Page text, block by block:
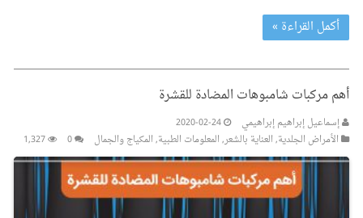
أكمل القراءة »
أهم مركبات شامبوهات المضادة للقشرة
إسماعيل إبراهيم إبراهيمي
2020-02-24
الأمراض الجلدیة,العنایة بالشعر,المعلومات الطبیة,المکیاج والجمال 0
1,327